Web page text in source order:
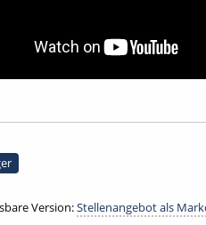
Version:Stellenangebot als